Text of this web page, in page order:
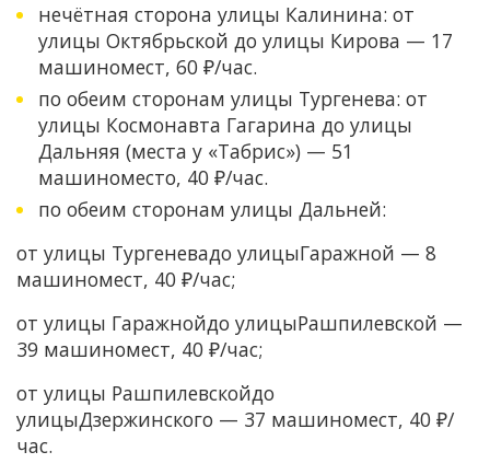
нечётная сторона улицы Калинина: от
улицы Октябрьской до улицы Кирова — 17
машиномест, 60 ₽/час.
по обеим сторонам улицы Тургенева: от
улицы Космонавта Гагарина до улицы
Дальняя (места у «Табрис») — 51
машиноместо, 40 ₽/час.
по обеим сторонам улицы Дальней:
от улицы Тургеневадо улицыГаражной — 8
машиномест, 40 ₽/час;
от улицы Гаражнойдо улицыРашпилевской —
39 машиномест, 40 ₽/час;
от улицы Рашпилевскойдо
улицыДзержинского — 37 машиномест, 40 ₽/
час.